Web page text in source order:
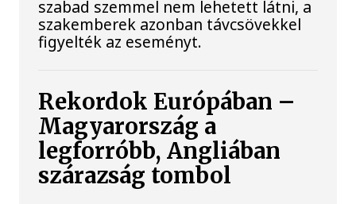
szabad szemmel nem lehetett látni, a
szakemberek azonban távcsövekkel
figyelték az eseményt.
Rekordok Európában –
Magyarország a
legforróbb, Angliában
szárazság tombol